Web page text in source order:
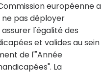
Commission européenne a
ne pas déployer
l'égalité des
et valides au sein
de l'"Année
La